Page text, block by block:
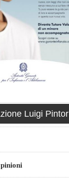
Luigi Pintor